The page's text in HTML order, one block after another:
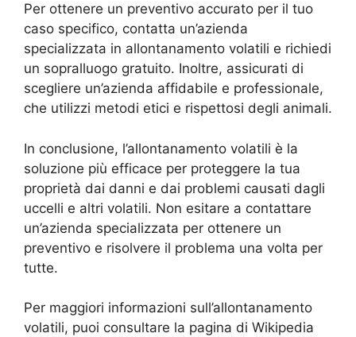
Per ottenere un preventivo accurato per il tuo
caso specifico, contatta un’azienda
specializzata in allontanamento volatili e richiedi
un sopralluogo gratuito. Inoltre, assicurati di
scegliere un’azienda affidabile e professionale,
che utilizzi metodi etici e rispettosi degli animali.
In conclusione, l’allontanamento volatili è la
soluzione più efficace per proteggere la tua
proprietà dai danni e dai problemi causati dagli
uccelli e altri volatili. Non esitare a contattare
un’azienda specializzata per ottenere un
preventivo e risolvere il problema una volta per
tutte.
Per maggiori informazioni sull’allontanamento
volatili, puoi consultare la pagina di Wikipedia